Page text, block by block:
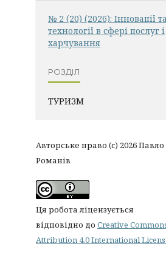
№ 2 (20) (2026): Інновації
технології в сфері послуг і
харчування
РОЗДІЛ
ТУРИЗМ
Авторське право (c) 2026 Павло
Романів
Ця робота ліцензується
відповідно до Creative
Attribution 4.0 International